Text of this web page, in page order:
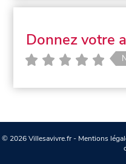
Donnez votre
© 2026 Villesavivre.fr - Mentions